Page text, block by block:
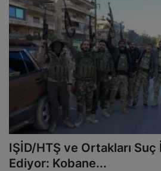
IŞİD/HTŞ ve Ortakları
Ediyor: Kobane...